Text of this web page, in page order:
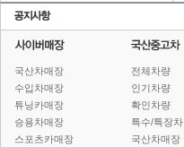
국산차매장
수입차매장
튜닝카매장
승용차매장
스포츠카매장
전체차량
인기차량
확인차량
특수/특장차
국산차매장